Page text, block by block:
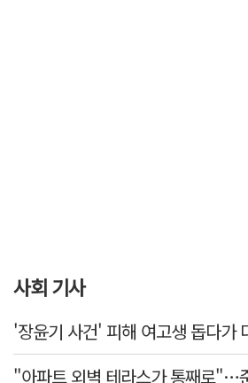
사회 기사